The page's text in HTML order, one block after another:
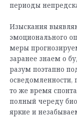
периоды
Изыскания
эмоционального
меры
заранее знаем о
разум поэтапно
осведомленности,
то же время
полный череду
яркие и